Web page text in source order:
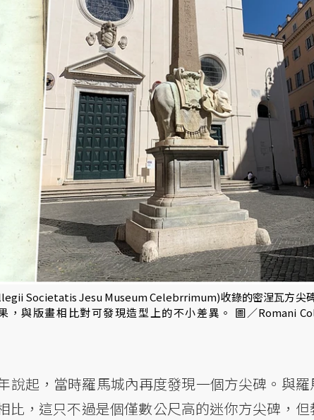
Societatis Jesu Museum Celebrrimum)收錄的密涅瓦方尖
與版畫相比對可發現造型上的不小差異。 圖／Romani
說起，當時羅馬城內再度發現一個方尖碑。與羅
比，這只不過是個僅數公尺高的迷你方尖碑，但